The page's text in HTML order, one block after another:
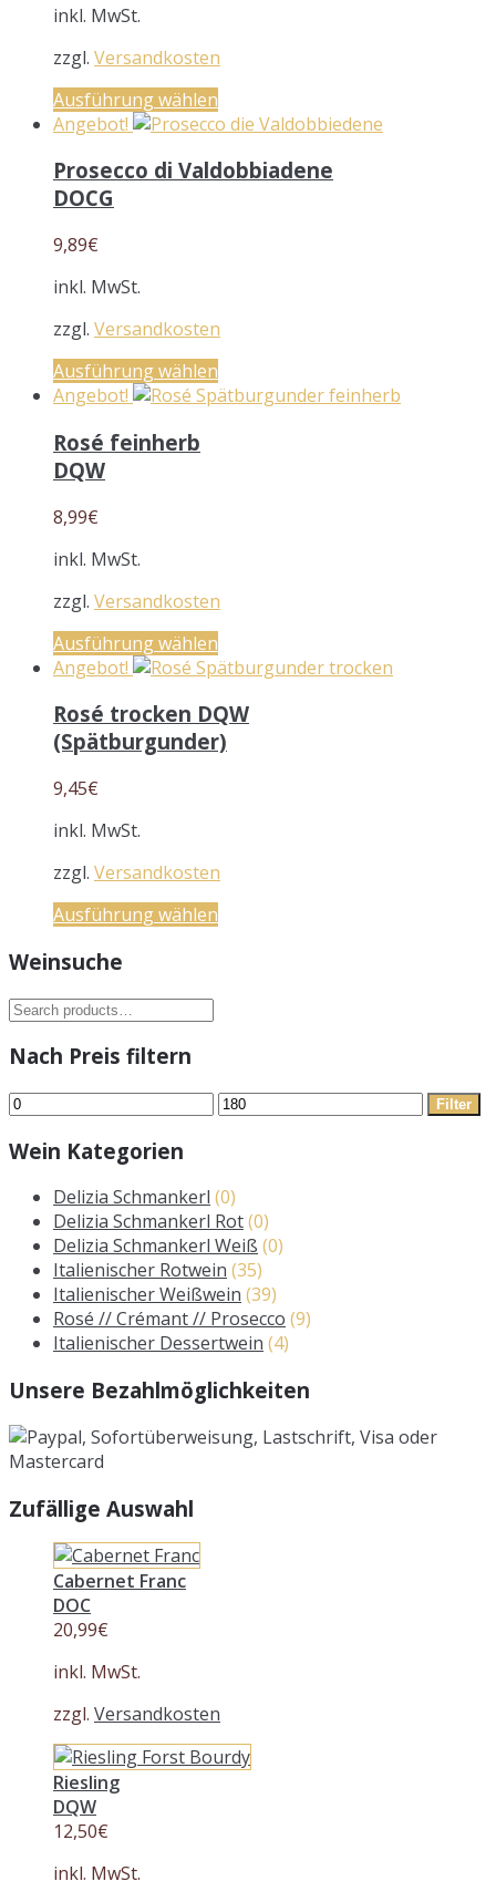
inkl. MwSt.
zzgl. Versandkosten
Ausführung wählen
Angebot!
Prosecco di Valdobbiadene
DOCG
9,89€
inkl. MwSt.
zzgl. Versandkosten
Ausführung wählen
Angebot!
Rosé feinherb
DQW
8,99€
inkl. MwSt.
zzgl. Versandkosten
Ausführung wählen
Angebot!
Rosé trocken DQW
(Spätburgunder)
9,45€
inkl. MwSt.
zzgl. Versandkosten
Ausführung wählen
Weinsuche
Suche
Nach Preis filtern
Min.
Max.
Filter
Wein Kategorien
Delizia Schmankerl (0)
Delizia Schmankerl Rot(0)
Delizia Schmankerl Weiß (0)
Italienischer Rotwein (35)
Italienischer Weißwein (39)
Rosé // Crémant // Prosecco (9)
Italienischer Dessertwein (4)
Unsere Bezahlmöglichkeiten
Zufällige Auswahl
Cabernet Franc
DOC
20,99€
inkl. MwSt.
zzgl. Versandkosten
Riesling
DQW
12,50€
inkl. MwSt.